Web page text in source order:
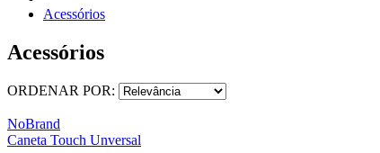
Acessórios
Acessórios
ORDENAR POR:
NoBrand
Caneta Touch Unversal